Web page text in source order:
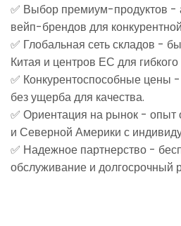
✅ Выбор премиум-продуктов -
вейп-брендов для
✅ Глобальная сеть складов -
Китая и центров ЕС для
✅ Конкурентоспособные цены
без ущерба для качества.
✅ Ориентация на рынок -
и Северной Америки с
✅ Надежное партнерство -
обслуживание и долгосрочный